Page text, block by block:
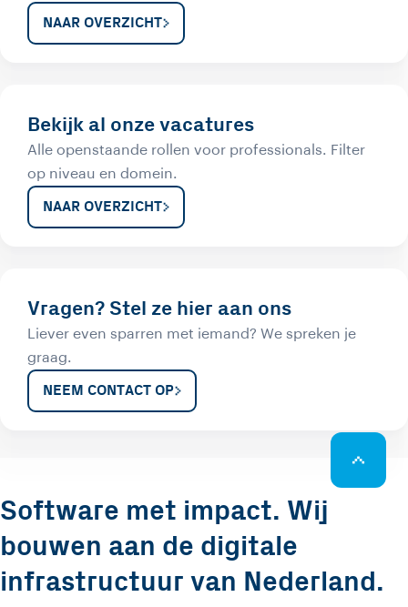
NAAR OVERZICHT
Bekijk al onze vacatures
Alle openstaande rollen voor professionals. Filter
op niveau en domein.
NAAR OVERZICHT
Vragen? Stel ze hier aan ons
Liever even sparren met iemand? We spreken je
graag.
NEEM CONTACT OP
Software met impact. Wij
bouwen aan de digitale
infrastructuur van Nederland.